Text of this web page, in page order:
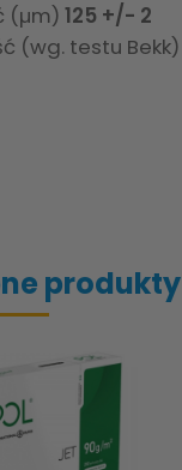
(µm) 125 +/- 2
(wg. testu Bekk)
produkty